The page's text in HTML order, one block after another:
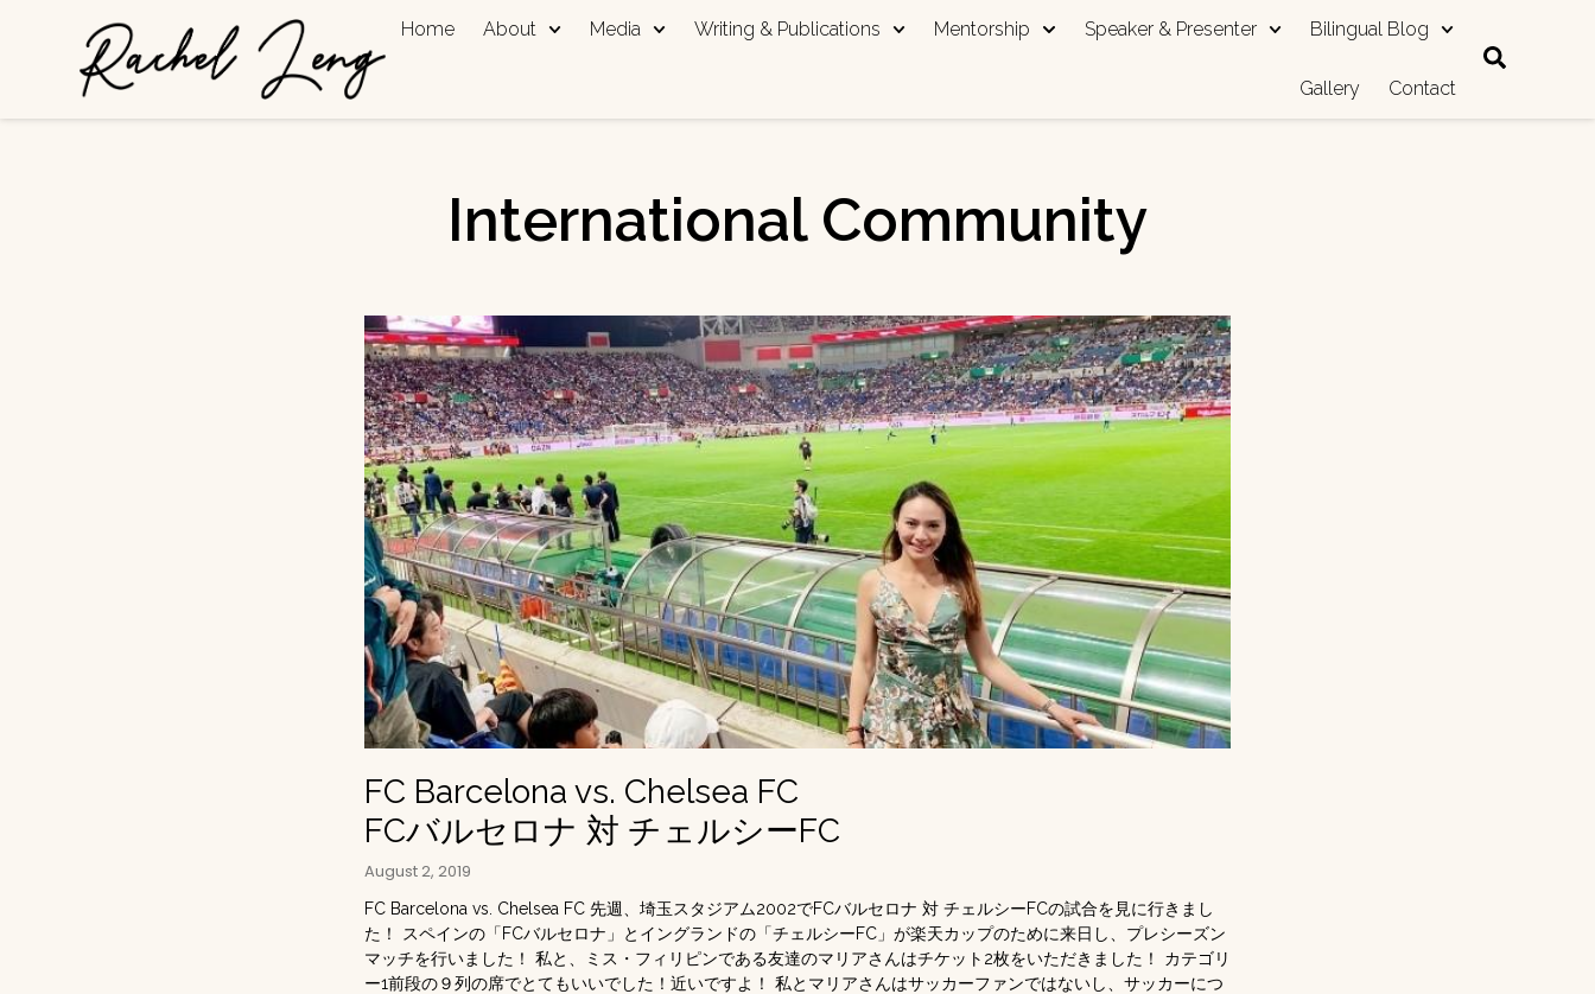
Home About Media Writing & Publications Mentorship Speaker & Presenter Bilingual Blog
Gallery Contact
International Community
FC Barcelona vs. Chelsea FC
FCバルセロナ 対 チェルシーFC
August 2, 2019
FC Barcelona vs. Chelsea FC 先週、埼玉スタジアム2002でFCバルセロナ 対 チェルシーFCの試合を見に行きまし
た！ スペインの「FCバルセロナ」とイングランドの「チェルシーFC」が楽天カップのために来日し、プレシーズン
マッチを行いました！ 私と、ミス・フィリピンである友達のマリアさんはチケット2枚をいただきました！ カテゴリ
ー1前段の９列の席でとてもいいでした！近いですよ！ 私とマリアさんはサッカーファンではないし、サッカーにつ